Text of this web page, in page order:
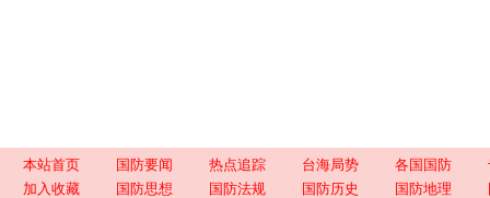
本站首页 国防要闻 热点追踪 台海局势 各国国防
加入收藏
国防思想 国防法规 国防历史 国防地理